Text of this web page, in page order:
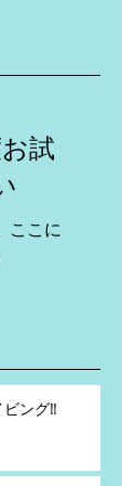
試
ここに
ング‼️